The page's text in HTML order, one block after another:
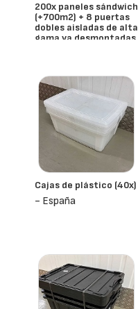
200x paneles sándwich
(+700m2) + 8 puertas
dobles aisladas de alta
gama ya desmontadas
Cajas de plástico (40x)
- España